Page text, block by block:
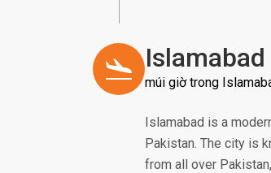
Islamabad
múi giờ trong
Islamabad is a
Pakistan. The city is
from all over